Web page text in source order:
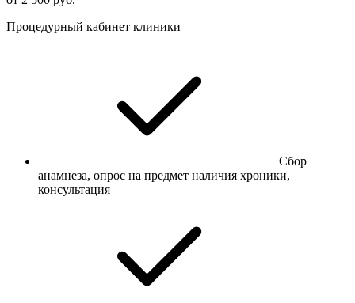
Процедурный кабинет клиники
Сбор
анамнеза, опрос на предмет наличия хроники,
консультация